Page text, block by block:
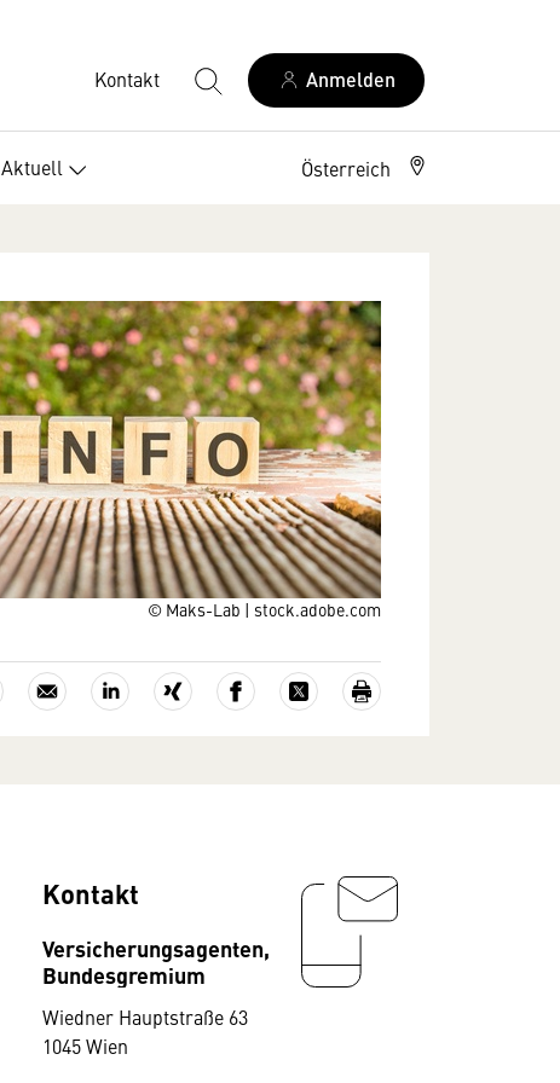
Kontakt Anmelden
Aktuell Österreich
© Maks-Lab | stock.adobe.com
Kontakt
Versicherungsagenten,
Bundesgremium
Wiedner Hauptstraße 63
1045 Wien